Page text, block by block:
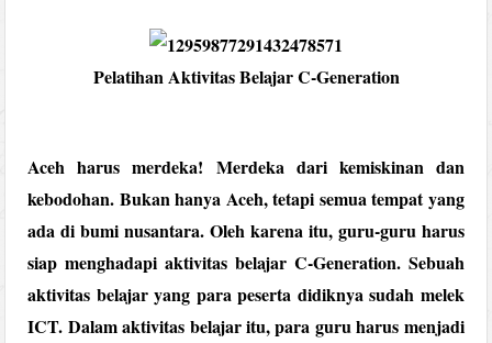
Pelatihan Aktivitas Belajar C-Generation
Aceh harus merdeka! Merdeka dari kemiskinan dan
kebodohan. Bukan hanya Aceh, tetapi semua tempat yang
ada di bumi nusantara. Oleh karena itu, guru-guru harus
siap menghadapi aktivitas belajar C-Generation. Sebuah
aktivitas belajar yang para peserta didiknya sudah melek
ICT. Dalam aktivitas belajar itu, para guru harus menjadi